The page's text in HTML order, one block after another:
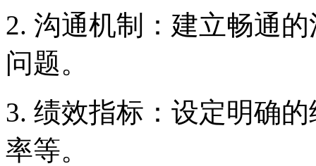
2. 沟通机制：建立畅通
问题。
3. 绩效指标：设定明确
率等。